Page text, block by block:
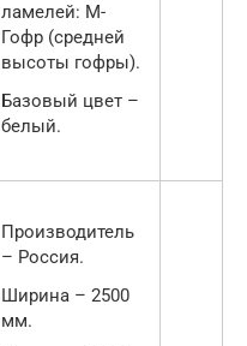
ламелей: М-
Гофр (средней
высоты гофры).
Базовый цвет –
белый.
Производитель
– Россия.
Ширина – 2500
мм.